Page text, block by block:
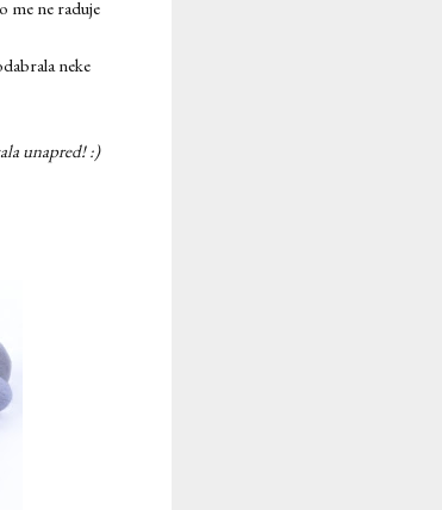
me ne raduje
neke
unapred! :)